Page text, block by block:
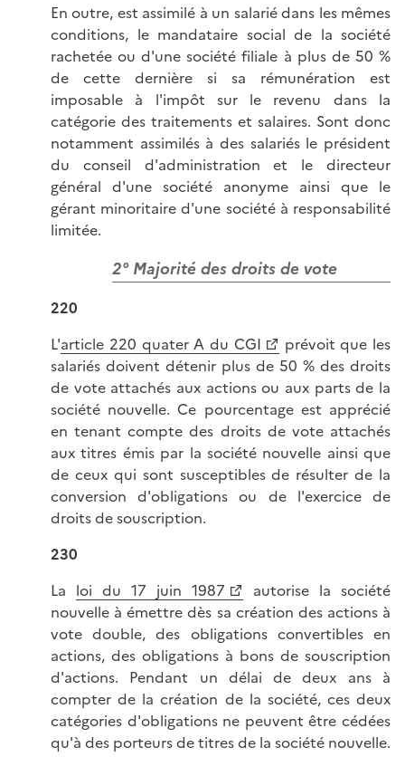
En outre, est assimilé à un salarié dans les mêmes
conditions, le mandataire social de la société
rachetée ou d'une société filiale à plus de 50 %
de cette dernière si sa rémunération est
imposable à l'impôt sur le revenu dans la
catégorie des traitements et salaires. Sont donc
notamment assimilés à des salariés le président
du conseil d'administration et le directeur
général d'une société anonyme ainsi que le
gérant minoritaire d'une société à responsabilité
limitée.
2° Majorité des droits de vote
220
L'article 220 quater A du CGI
prévoit que les
salariés doivent détenir plus de 50 % des droits
de vote attachés aux actions ou aux parts de la
société nouvelle. Ce pourcentage est apprécié
en tenant compte des droits de vote attachés
aux titres émis par la société nouvelle ainsi que
de ceux qui sont susceptibles de résulter de la
conversion d'obligations ou de l'exercice de
droits de souscription.
230
La loi du 17 juin 1987
autorise la société
nouvelle à émettre dès sa création des actions à
vote double, des obligations convertibles en
actions, des obligations à bons de souscription
d'actions. Pendant un délai de deux ans à
compter de la création de la société, ces deux
catégories d'obligations ne peuvent être cédées
qu'à des porteurs de titres de la société nouvelle.